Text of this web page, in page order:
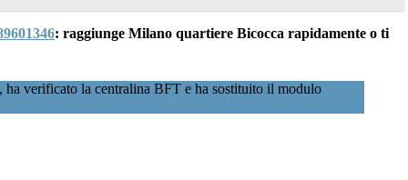
: raggiunge Milano quartiere Bicocca rapidamente o ti
verificato la centralina BFT e ha sostituito il modulo